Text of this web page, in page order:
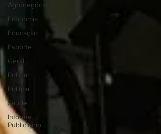
Agronegócio
Economia
Educação
Esporte
Geral
Policial
Política
Saúde
Informe
Publicitário